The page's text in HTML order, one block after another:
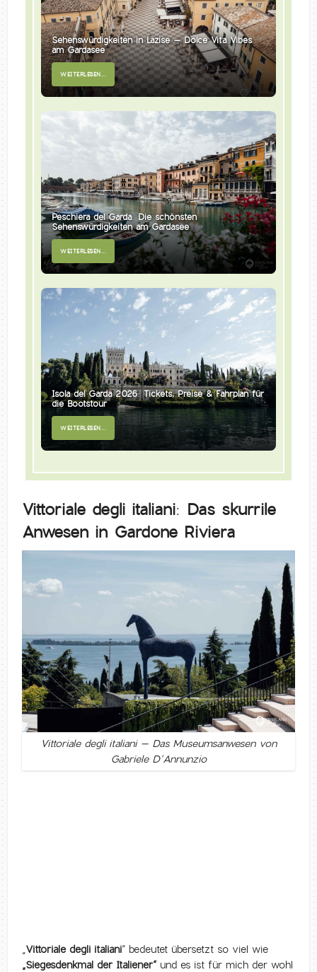
Sehenswürdigkeiten in Lazise – Dolce Vita Vibes
am Gardasee
WEITERLESEN...
Peschiera del Garda: Die schönsten
Sehenswürdigkeiten am Gardasee
WEITERLESEN...
Isola del Garda 2026: Tickets, Preise & Fahrplan für
die Bootstour
WEITERLESEN...
Vittoriale degli italiani: Das skurrile
Anwesen in Gardone Riviera
Vittoriale degli italiani – Das Museumsanwesen von
Gabriele D’Annunzio
„Vittoriale degli italiani“ bedeutet übersetzt so viel wie
„Siegesdenkmal der Italiener“ und es ist für mich der wohl